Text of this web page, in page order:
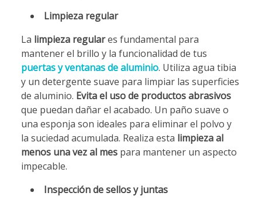
Limpieza regular
La limpieza regulares fundamental para
mantener el brillo y la funcionalidad de tus
puertas y ventanas de aluminio. Utiliza agua tibia
y un detergente suave para limpiar las superficies
de aluminio. Evita el uso de productos abrasivos
que puedan dañar el acabado. Un paño suave o
una esponja son ideales para eliminar el polvo y
la suciedad acumulada. Realiza esta limpieza al
menos una vez al mes para mantener un aspecto
impecable.
Inspección de sellos y juntas